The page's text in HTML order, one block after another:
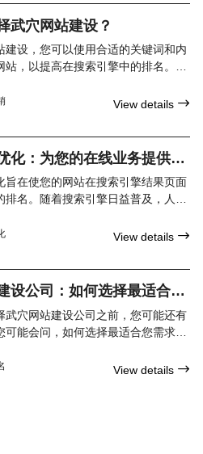
武穴网站建设？
建设，您可以使用合适的关键词和内
站，以提高在搜索引擎中的排名。一
到，增加网站流量和品牌曝光度。
View details 
化：为您的在线业务提供竞
旨在使您的网站在搜索引擎结果页面
排名。随着搜索引擎日益普及，人们
排名靠前，那么当潜在客户搜索与您
View details 
设公司：如何选择最适合您
公司？
武穴网站建设公司之前，您可能还有
可能会问，如何选择最适合您需求的
个满意的产品？在本文中，我们将回
View details 